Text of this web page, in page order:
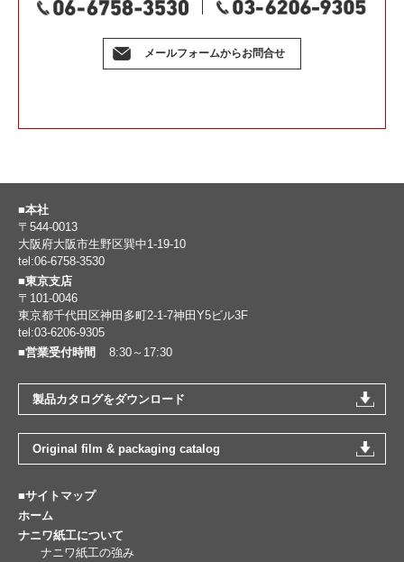
メールフォームからお問合せ
■本社
〒544-0013
大阪府大阪市生野区巽中1-19-10
tel:06-6758-3530
■東京支店
〒101-0046
東京都千代田区神田多町2-1-7神田Y5ビル3F
tel:03-6206-9305
■営業受付時間
8:30～17:30
製品カタログをダウンロード
Original film & packaging catalog
■サイトマップ
ホーム
ナニワ紙工について
ナニワ紙工の強み